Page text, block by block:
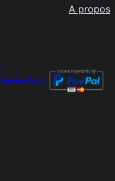
A propos
Damien Salort